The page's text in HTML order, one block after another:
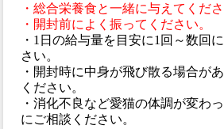
・総合栄養食と一緒に与えてくださ
・開封前によく振ってください。
・1日の給与量を目安に1回～数回
さい。
・開封時に中身が飛び散る場合が
ください。
・消化不良など愛猫の体調が変わ
にご相談ください。